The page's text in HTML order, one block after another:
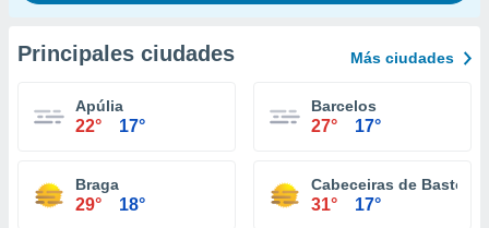
Principales ciudades Más ciudades
Apúlia
22° 17°
Barcelos
27° 17°
Braga
29° 18°
Cabeceiras de Basto
31° 17°